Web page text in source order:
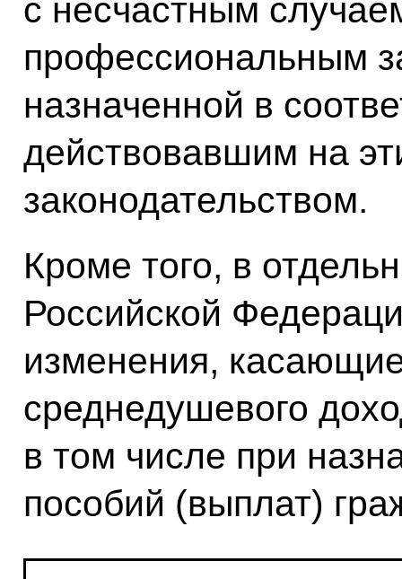
с несчастным
профессиональным
назначенной в
действовавшим на
законодательством.
Кроме того, в
Российской
изменения,
среднедушевого
в том числе при
пособий (выплат)